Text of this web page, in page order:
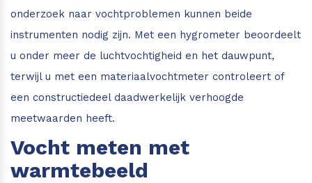
onderzoek naar vochtproblemen kunnen beide
instrumenten nodig zijn. Met een hygrometer beoordeelt
u onder meer de luchtvochtigheid en het dauwpunt,
terwijl u met een materiaalvochtmeter controleert of
een constructiedeel daadwerkelijk verhoogde
meetwaarden heeft.
Vocht meten met
warmtebeeld